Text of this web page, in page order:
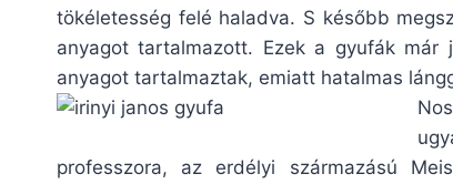
tökéletesség felé haladva. S később
anyagot tartalmazott. Ezek a gyufák már
anyagot tartalmaztak, emiatt hatalmas
professzora, az erdélyi származású